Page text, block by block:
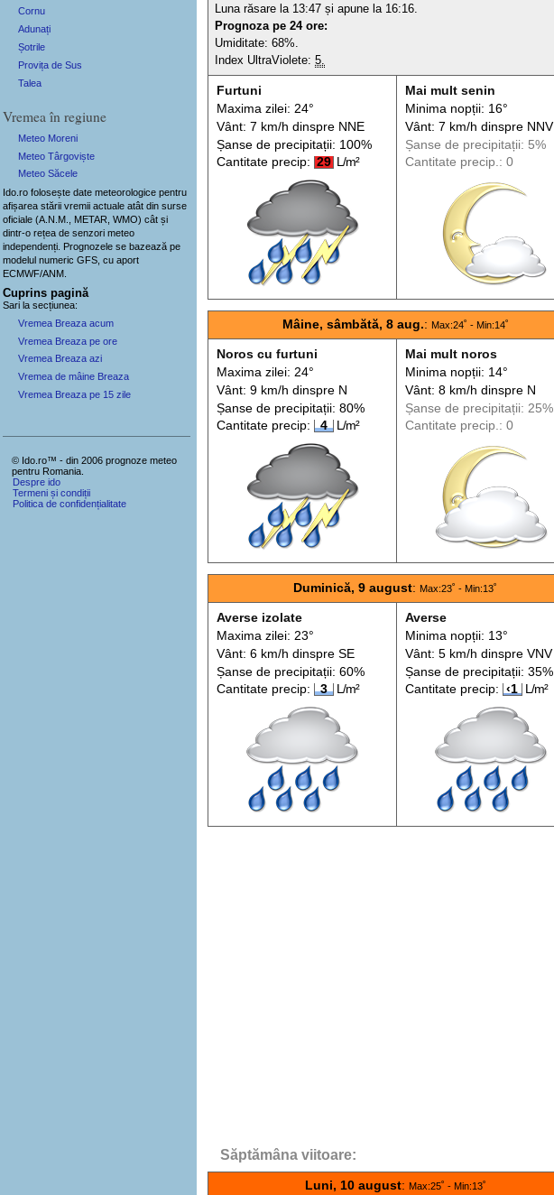
Luna răsare la 13:47 și apune la 16:16.
Prognoza pe 24 ore:
Umiditate: 68%.
Index UltraViolete:5.
Furtuni
Maxima zilei: 24°
Vânt: 7 km/h dinspreNNE
Șanse de precipitații: 100%
Cantitate precip: 29 L/m²
Mai mult senin
Minima nopții: 16°
Vânt: 7 km/h dinspreNNV
Șanse de precipitații: 5%
Cantitate precip.: 0
Mâine, sâmbătă, 8 aug.: Max:24˚ - Min:14˚
Noros cu furtuni
Maxima zilei: 24°
Vânt: 9 km/h dinspreN
Șanse de precipitații: 80%
Cantitate precip:
4 L/m²
Mai mult noros
Minima nopții: 14°
Vânt: 8 km/h dinspreN
Șanse de precipitații: 25%
Cantitate precip.: 0
Duminică, 9 august:Max:23˚ - Min:13˚
Averse izolate
Maxima zilei: 23°
Vânt: 6 km/h dinspreSE
Șanse de precipitații: 60%
Cantitate precip:
3 L/m²
Averse
Minima nopții: 13°
Vânt: 5 km/h dinspreVNV
Șanse de precipitații: 35%
Cantitate precip:
‹1 L/m²
Săptămâna viitoare:
Luni, 10 august: Max:25˚ - Min:13˚
Cornu
Adunați
Șotrile
Provița de Sus
Talea
Vremea în regiune
Meteo Moreni
Meteo Târgoviște
Meteo Săcele
Ido.ro folosește date meteorologice pentru
afișarea stării vremii actuale atât din surse
oficiale (A.N.M., METAR, WMO) cât și
dintr-o rețea de senzori meteo
independenți . Prognozele se bazează pe
modelul numeric GFS, cu aport
ECMWF/ANM.
Cuprins pagină
Sari la secțiunea:
Vremea Breaza acum
Vremea Breaza pe ore
Vremea Breaza azi
Vremea de mâine Breaza
Vremea Breaza pe 15 zile
© Ido.ro™ - din 2006 prognoze meteo
pentru Romania.
Despre ido
Termeni și condiții
Politica de confidențialitate